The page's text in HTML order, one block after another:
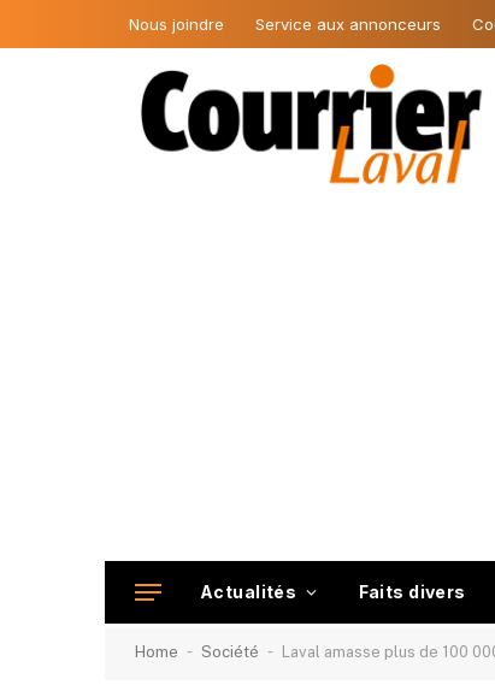
Nous joindre Service aux annonceurs
Actualités Faits divers
Home - Société - Laval amasse plus de 100